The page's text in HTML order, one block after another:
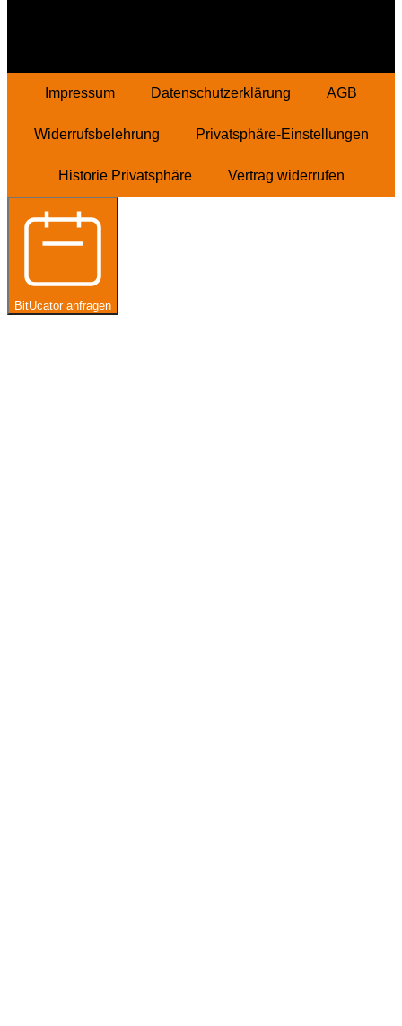
Impressum Datenschutzerklärung AGB
Widerrufsbelehrung Privatsphäre-Einstellungen
Historie Privatsphäre Vertrag widerrufen